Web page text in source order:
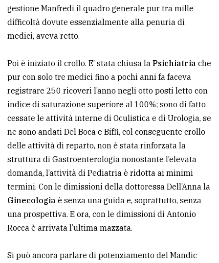
gestione Manfredi il quadro generale pur tra mille
difficoltà dovute essenzialmente alla penuria di
medici, aveva retto.
Poi è iniziato il crollo. E’ stata chiusa la Psichiatria che
pur con solo tre medici fino a pochi anni fa faceva
registrare 250 ricoveri l’anno negli otto posti letto con
indice di saturazione superiore al 100%; sono di fatto
cessate le attività interne di Oculistica e di Urologia, se
ne sono andati Del Boca e Biffi, col conseguente crollo
delle attività di reparto, non è stata rinforzata la
struttura di Gastroenterologia nonostante l’elevata
domanda, l’attività di Pediatria è ridotta ai minimi
termini. Con le dimissioni della dottoressa Dell’Anna la
Ginecologia è senza una guida e, soprattutto, senza
una prospettiva. E ora, con le dimissioni di Antonio
Rocca è arrivata l’ultima mazzata.
Si può ancora parlare di potenziamento del Mandic